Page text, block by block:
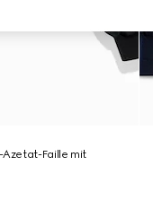
Azetat-Faille mit